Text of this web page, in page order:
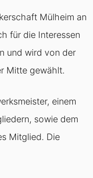
Mülheim an
für die Interessen
und wird von der
Mitte gewählt.
einem
sowie dem
Mitglied. Die